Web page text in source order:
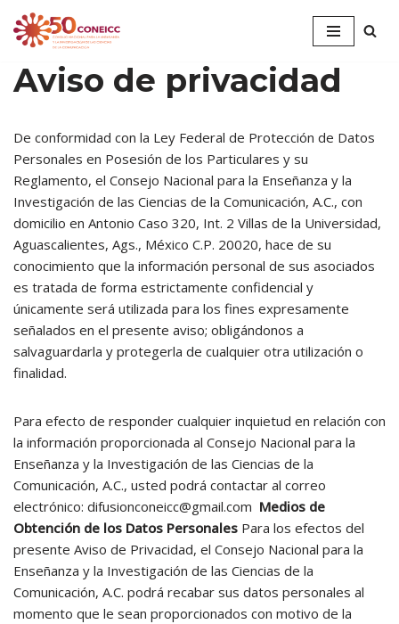
Saltar
al
contenido
Aviso de privacidad
De conformidad con la Ley Federal de Protección de Datos
Personales en Posesión de los Particulares y su
Reglamento, el Consejo Nacional para la Enseñanza y la
Investigación de las Ciencias de la Comunicación, A.C., con
domicilio en Antonio Caso 320, Int. 2 Villas de la Universidad,
Aguascalientes, Ags., México C.P. 20020, hace de su
conocimiento que la información personal de sus asociados
es tratada de forma estrictamente confidencial y
únicamente será utilizada para los fines expresamente
señalados en el presente aviso; obligándonos a
salvaguardarla y protegerla de cualquier otra utilización o
finalidad.
Para efecto de responder cualquier inquietud en relación con
la información proporcionada al Consejo Nacional para la
Enseñanza y la Investigación de las Ciencias de la
Comunicación, A.C., usted podrá contactar al correo
electrónico: difusionconeicc@gmail.com Medios de
Obtención de los Datos Personales Para los efectos del
presente Aviso de Privacidad, el Consejo Nacional para la
Enseñanza y la Investigación de las Ciencias de la
Comunicación, A.C. podrá recabar sus datos personales al
momento que le sean proporcionados con motivo de la